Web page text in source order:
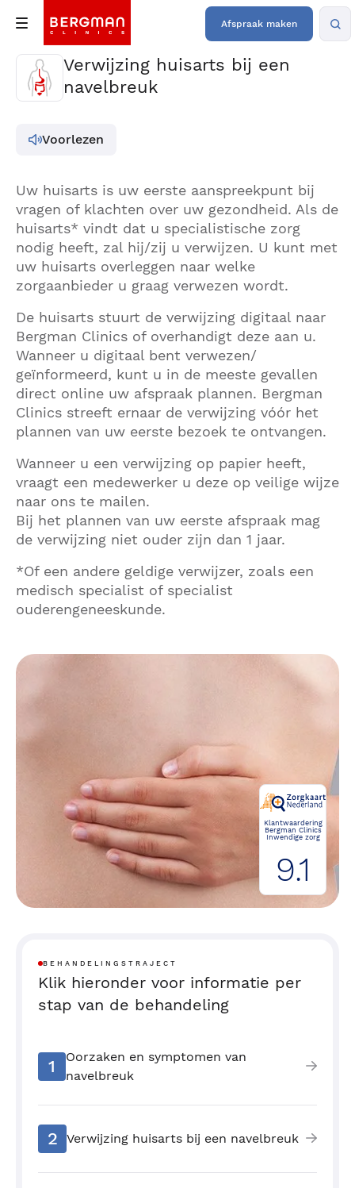
Afspraak maken
Verwijzing huisarts bij een
navelbreuk
Voorlezen
Uw huisarts is uw eerste aanspreekpunt bij
vragen of klachten over uw gezondheid. Als de
huisarts* vindt dat u specialistische zorg
nodig heeft, zal hij/zij u verwijzen. U kunt met
uw huisarts overleggen naar welke
zorgaanbieder u graag verwezen wordt.
De huisarts stuurt de verwijzing digitaal naar
Bergman Clinics of overhandigt deze aan u.
Wanneer u digitaal bent verwezen/
geïnformeerd, kunt u in de meeste gevallen
direct online uw afspraak plannen. Bergman
Clinics streeft ernaar de verwijzing vóór het
plannen van uw eerste bezoek te ontvangen.
Wanneer u een verwijzing op papier heeft,
vraagt een medewerker u deze op veilige wijze
naar ons te mailen.
Bij het plannen van uw eerste afspraak mag
de verwijzing niet ouder zijn dan 1 jaar.
*Of een andere geldige verwijzer, zoals een
medisch specialist of specialist
ouderengeneeskunde.
Klantwaardering
Bergman Clinics
Inwendige zorg
9.1
BEHANDELINGSTRAJECT
Klik hieronder voor informatie per
stap van de behandeling
1
Oorzaken en symptomen van
navelbreuk
2 Verwijzing huisarts bij een navelbreuk